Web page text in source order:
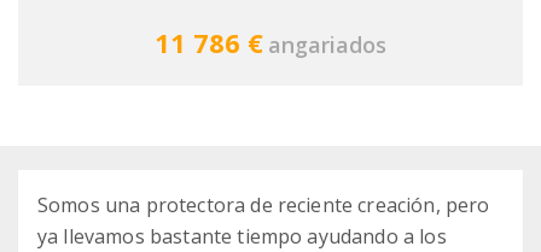
11 786 € angariados
Somos una protectora de reciente creación, pero
ya llevamos bastante tiempo ayudando a los